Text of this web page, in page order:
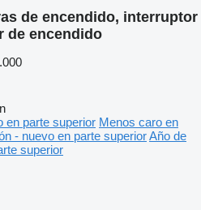
de encendido, interruptor
de encendido
en parte superior Menos caro en
- nuevo en parte superiorAño de
superior